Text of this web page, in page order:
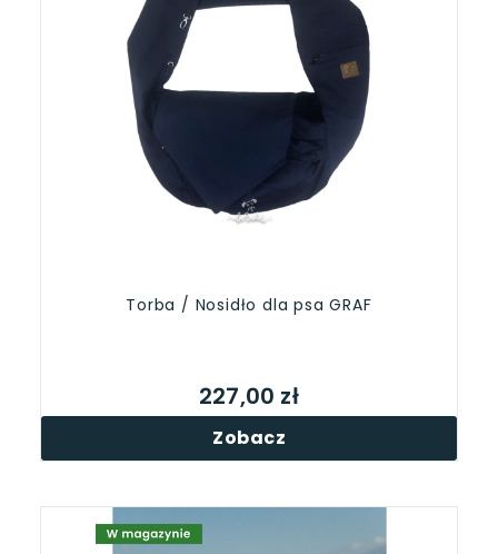
Torba / Nosidło dla psa GRAF
227,00 zł
Zobacz